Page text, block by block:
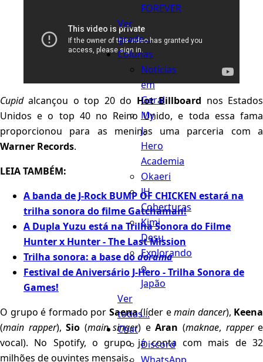
FOREVER
Ver
grade...
Colunas
Notícias
em
Geral
My
J-
Hero
Academia
Okaeri
JH
Coberturas
Kimi
Desu
Explorando
o
Japão
Ver
todas...
Chat
Discord
Cupidalcançou o top 20 do Hot Billboard nos Estados
Unidos e o top 40 no Reino Unido, e toda essa fama
proporcionou para as meninas uma parceria com a
Warner Records.
LEIA TAMBÉM:
A banda de J-Rock BUMP OF CHICKEN estará na
trilha sonora do filme Gatchaman!
A Dupla Yuzu está na Trilha Sonora do Filme
Hunter x Hunter - The Last Mission
Trilha sonora: a base dodorama
Festival de Aniversário J-Hero - Trilha Sonora de
Games!
O grupo é formado por Saena(líder emain dancer), Keena
(main rapper),Sio (main singer) eAran (maknae, rappere
vocal). No Spotify, o grupo já conta com mais de 32
milhões de ouvintes mensais.